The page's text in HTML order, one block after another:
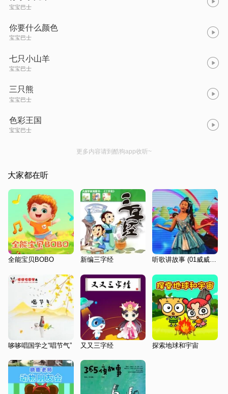
宝宝巴士
你要什么颜色
宝宝巴士
七只小山羊
宝宝巴士
三只熊
宝宝巴士
色彩王国
宝宝巴士
更多内容请到酷狗app收听~
大家都在听
全能宝贝BOBO 新编三字经 听歌讲故事 (01威威游动物园)
哆哆唱国学之“唱节气” 又又三字经 探索地球和宇宙